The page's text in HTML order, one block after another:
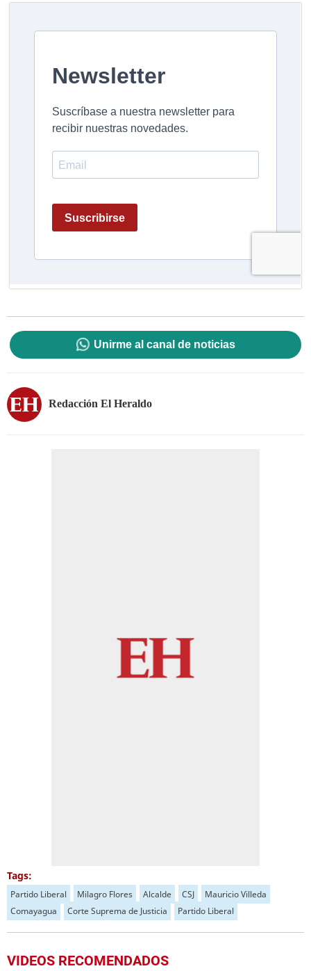
Unirme al canal de noticias
Redacción El Heraldo
Tags:
Partido Liberal Milagro Flores Alcalde CSJ
Mauricio Villeda
Comayagua
Corte Suprema de Justicia Partido Liberal
VIDEOS RECOMENDADOS